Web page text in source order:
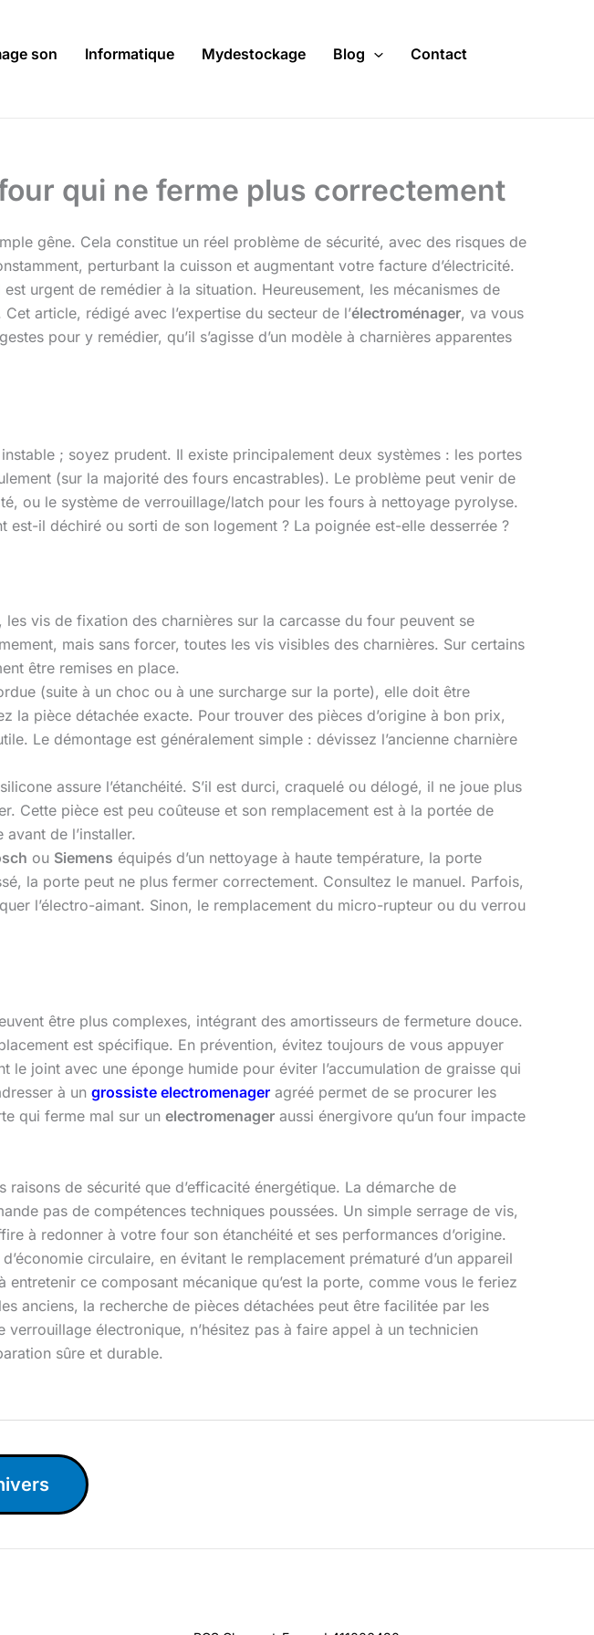
son Informatique Mydestockage Blog Contact
qui ne ferme plus correctement
gêne. Cela constitue un réel problème de sécurité, avec des risques de
perturbant la cuisson et augmentant votre facture d’électricité.
urgent de remédier à la situation. Heureusement, les mécanismes de
article, rédigé avec l’expertise du secteur de l’électroménager, va vous
pour y remédier, qu’il s’agisse d’un modèle à charnières apparentes
; soyez prudent. Il existe principalement deux systèmes : les portes
(sur la majorité des fours encastrables). Le problème peut venir de
ou le système de verrouillage/latch pour les fours à nettoyage pyrolyse.
il déchiré ou sorti de son logement ? La poignée est-elle desserrée ?
vis de fixation des charnières sur la carcasse du four peuvent se
mais sans forcer, toutes les vis visibles des charnières. Sur certains
être remises en place.
(suite à un choc ou à une surcharge sur la porte), elle doit être
pièce détachée exacte. Pour trouver des pièces d’origine à bon prix,
Le démontage est généralement simple : dévissez l’ancienne charnière
assure l’étanchéité. S’il est durci, craquelé ou délogé, il ne joue plus
Cette pièce est peu coûteuse et son remplacement est à la portée de
de l’installer.
ou Siemens équipés d’un nettoyage à haute température, la porte
la porte peut ne plus fermer correctement. Consultez le manuel. Parfois,
l’électro-aimant. Sinon, le remplacement du micro-rupteur ou du verrou
être plus complexes, intégrant des amortisseurs de fermeture douce.
est spécifique. En prévention, évitez toujours de vous appuyer
joint avec une éponge humide pour éviter l’accumulation de graisse qui
à un grossiste electromenager agréé permet de se procurer les
qui ferme mal sur un electromenager aussi énergivore qu’un four impacte
de sécurité que d’efficacité énergétique. La démarche de
pas de compétences techniques poussées. Un simple serrage de vis,
à redonner à votre four son étanchéité et ses performances d’origine.
circulaire, en évitant le remplacement prématuré d’un appareil
ce composant mécanique qu’est la porte, comme vous le feriez
anciens, la recherche de pièces détachées peut être facilitée par les
électronique, n’hésitez pas à faire appel à un technicien
sûre et durable.